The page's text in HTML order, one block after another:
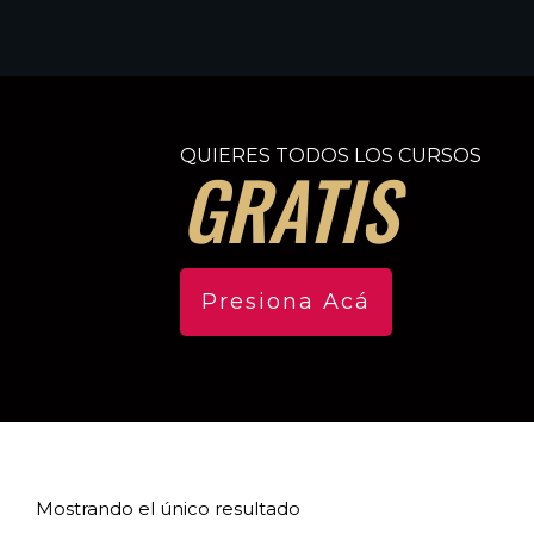
QUIERES TODOS LOS CURSOS
GRATIS
Presiona Acá
Mostrando el único resultado